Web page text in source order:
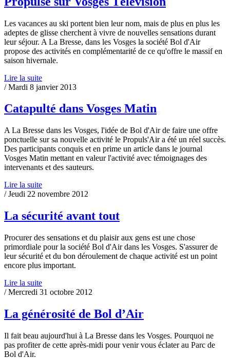
Les vacances au ski portent bien leur nom, mais de plus en plus les
adeptes de glisse cherchent à vivre de nouvelles sensations durant
leur séjour. A La Bresse, dans les Vosges la société Bol d'Air
propose des activités en complémentarité de ce qu'offre le massif en
saison hivernale.
Lire la suite
/ Mardi 8 janvier 2013
Catapulté dans Vosges Matin
A La Bresse dans les Vosges, l'idée de Bol d'Air de faire une offre
ponctuelle sur sa nouvelle activité le Propuls'Air a été un réel succès.
Des participants conquis et en prime un article dans le journal
Vosges Matin mettant en valeur l'activité avec témoignages des
intervenants et des sauteurs.
Lire la suite
/ Jeudi 22 novembre 2012
La sécurité avant tout
Procurer des sensations et du plaisir aux gens est une chose
primordiale pour la société Bol d'Air dans les Vosges. S'assurer de
leur sécurité et du bon déroulement de chaque activité est un point
encore plus important.
Lire la suite
/ Mercredi 31 octobre 2012
La générosité de Bol d’Air
Il fait beau aujourd'hui à La Bresse dans les Vosges. Pourquoi ne
pas profiter de cette après-midi pour venir vous éclater au Parc de
Bol d'Air.